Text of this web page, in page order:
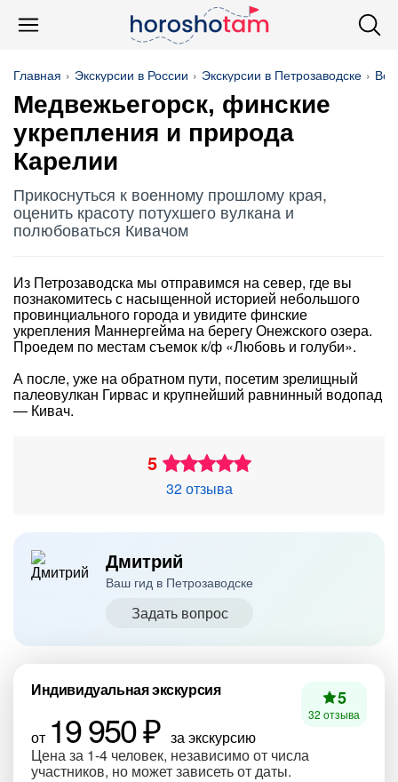
Главная Экскурсии в России Экскурсии в Петрозаводске
Медвежьегорск, финские
укрепления и природа
Карелии
Прикоснуться к военному прошлому края,
оценить красоту потухшего вулкана и
полюбоваться Кивачом
Из Петрозаводска мы отправимся на север, где вы
познакомитесь с насыщенной историей небольшого
провинциального города и увидите финские
укрепления Маннергейма на берегу Онежского озера.
Проедем по местам съемок к/ф «Любовь и голуби».
А после, уже на обратном пути, посетим зрелищный
палеовулкан Гирвас и крупнейший равнинный водопад
— Кивач.
5
32 отзыва
Дмитрий
Ваш гид в Петрозаводске
Задать вопрос
Индивидуальная экскурсия
от 19 950 ₽ за экскурсию
Цена за 1-4 человек, независимо от числа
участников, но может зависеть от даты.
5
32 отзыва